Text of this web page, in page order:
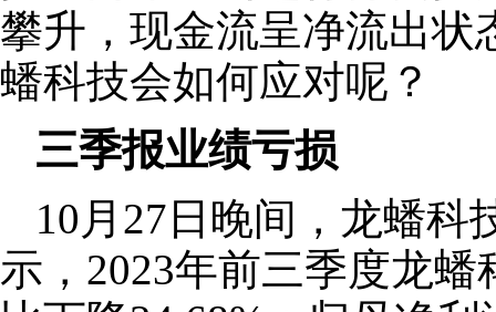
攀升，现金流呈净流出状
蟠科技会如何应对呢？
三季报业绩亏损
10月27日晚间，龙蟠科
示，2023年前三季度龙